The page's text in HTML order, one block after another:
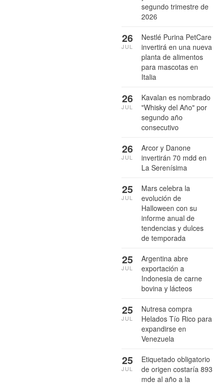
segundo trimestre de
2026
Nestlé Purina PetCare
invertirá en una nueva
planta de alimentos
para mascotas en
Italia
26
JUL
Kavalan es nombrado
"Whisky del Año" por
segundo año
consecutivo
26
JUL
Arcor y Danone
invertirán 70 mdd en
La Serenísima
26
JUL
Mars celebra la
evolución de
Halloween con su
informe anual de
tendencias y dulces
de temporada
25
JUL
Argentina abre
exportación a
Indonesia de carne
bovina y lácteos
25
JUL
Nutresa compra
Helados Tío Rico para
expandirse en
Venezuela
25
JUL
Etiquetado obligatorio
de origen costaría 893
mde al año a la
25
JUL